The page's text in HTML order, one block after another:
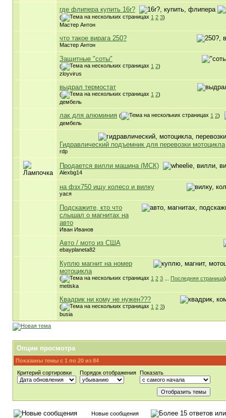
где флипера купить 16r?
( 1 2 3)
Мастер Антон
что такое вирага 250?
Мастер Антон
Защитные "соты"
( 1 2)
zloyvirus
выдрал термостат
( 1 2)
дембель
лак для алюминия ( 1 2)
дембель
Гидравлический подъемник для перевозки мотоцикла
rdp
Продается вилли машина (МСК)
Alexbg14
на фзх750 ищу колесо и вилку
уася
Подскажите, кто что
слышал о магнитах на
авто
Иван Иванов
Авто / мото из США
ebayplaneta82
Куплю магнит на номер
мотоцикла
( 1 2 3 Последняя страница)
metiska
Квадрик ни кому не нужен???
( 1 2 3)
busia
Опции просмотра
Показаны темы с 1 по 20 из 84
Критерий сортировки
Порядок отображения Показать
Новые сообщения